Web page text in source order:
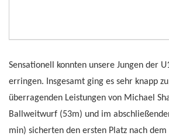
Sensationell konnten unsere Jungen der
erringen. Insgesamt ging es sehr knapp
überragenden Leistungen von Michael
Ballweitwurf (53m) und im
min) sicherten den ersten Platz nach